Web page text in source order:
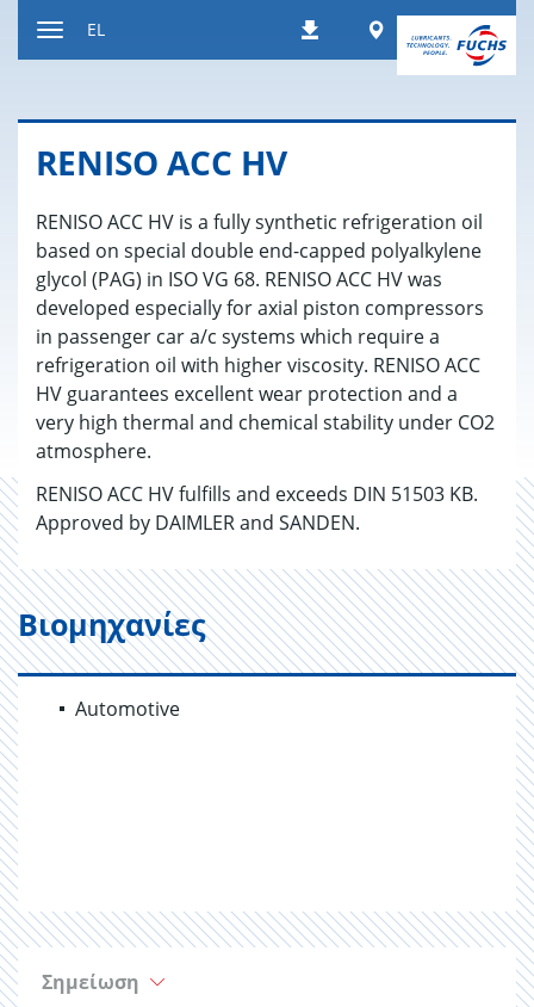
Λήψεις Worldwide
EL
RENISO ACC HV
RENISO ACC HV is a fully synthetic refrigeration oil
based on special double end-capped polyalkylene
glycol (PAG) in ISO VG 68. RENISO ACC HV was
developed especially for axial piston compressors
in passenger car a/c systems which require a
refrigeration oil with higher viscosity. RENISO ACC
HV guarantees excellent wear protection and a
very high thermal and chemical stability under CO2
atmosphere.
RENISO ACC HV fulfills and exceeds DIN 51503 KB.
Approved by DAIMLER and SANDEN.
Βιομηχανίες
Automotive
Σημείωση